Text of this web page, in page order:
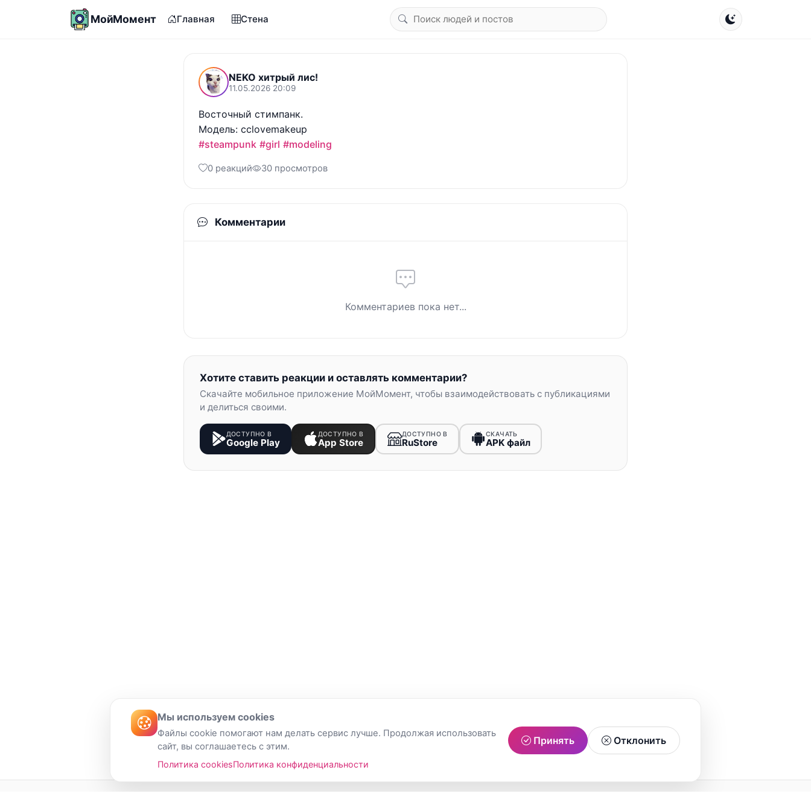
МойМомент Главная Стена
NEKO хитрый лис!
11.05.2026 20:09
Восточный стимпанк.
#steampunk #girl #modeling
0 реакций 30 просмотров
Комментарии
Комментариев пока нет...
Хотите ставить реакции и оставлять комментарии?
Скачайте мобильное приложение МойМомент, чтобы взаимодействовать с публикациями
и делиться своими.
ДОСТУПНО В
Google Play
ДОСТУПНО В
App Store
ДОСТУПНО В
RuStore
СКАЧАТЬ
APK файл
Мы используем cookies
Файлы cookie помогают нам делать сервис лучше. Продолжая использовать
сайт, вы соглашаетесь с этим.
Политика cookiesПолитика конфиденциальности
Принять Отклонить